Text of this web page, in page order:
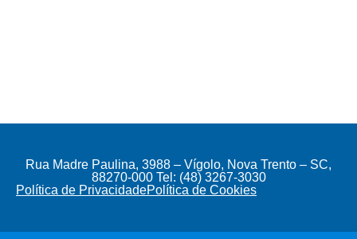
Rua Madre Paulina, 3988 – Vígolo, Nova Trento – SC,
88270-000 Tel: (48) 3267-3030
Política de PrivacidadePolítica de Cookies